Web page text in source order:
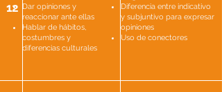
Dar opiniones y
reaccionar ante ellas
Hablar de hábitos,
costumbres y
diferencias culturales
12
Diferencia entre indicativo
y subjuntivo para expresar
opiniones
Uso de conectores